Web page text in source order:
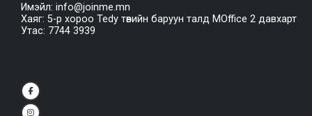
Имэйл: info@joinme.mn
Хаяг: 5-р хороо Tedy төвийн баруун талд MOffice 2 давхарт
Утас: 7744 3939